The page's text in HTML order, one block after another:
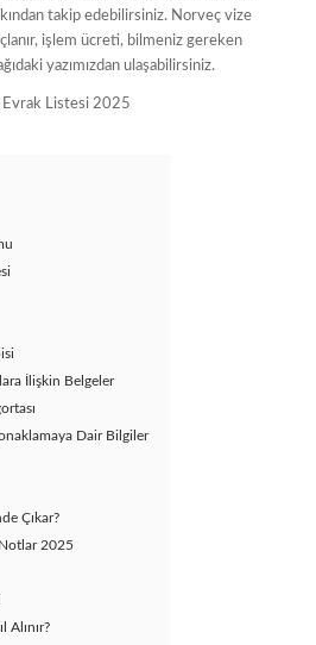
takip edebilirsiniz. Norveç vize
işlem ücreti, bilmeniz gereken
yazımızdan ulaşabilirsiniz.
Listesi 2025
İlişkin Belgeler
Dair Bilgiler
Çıkar?
2025
Alınır?